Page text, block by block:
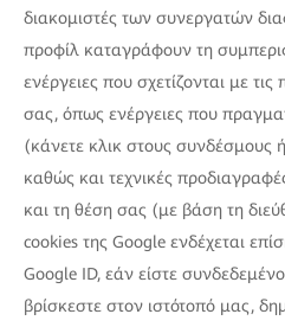
διακομιστές των συνεργατών
προφίλ καταγράφουν τη
ενέργειες που σχετίζονται με
σας, όπως ενέργειες που
(κάνετε κλικ στους συνδέσμους
καθώς και τεχνικές
και τη θέση σας (με βάση τη
cookies της Google ενδέχεται
Google ID, εάν είστε
βρίσκεστε στον ιστότοπό μας,